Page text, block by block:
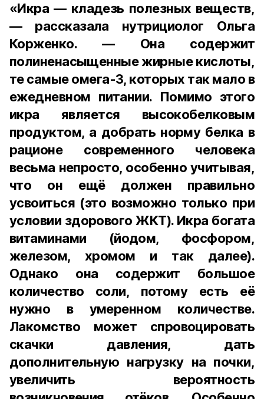
«Икра — кладезь полезных веществ,
— рассказала нутрициолог Ольга
Корженко. — Она содержит
полиненасыщенные жирные кислоты,
те самые омега-3, которых так мало в
ежедневном питании. Помимо этого
икра является высокобелковым
продуктом, а добрать норму белка в
рационе современного человека
весьма непросто, особенно учитывая,
что он ещё должен правильно
усвоиться (это возможно только при
условии здорового ЖКТ). Икра богата
витаминами (йодом, фосфором,
железом, хромом и так далее).
Однако она содержит большое
количество соли, потому есть её
нужно в умеренном количестве.
Лакомство может спровоцировать
скачки давления, дать
дополнительную нагрузку на почки,
увеличить вероятность